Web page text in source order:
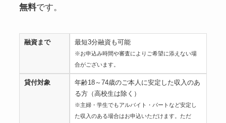
無料です。
融資まで 最短3分融資も可能
※お申込み時間や審査によりご希望に添えない場
合がございます。
貸付対象
年齢18～74歳のご本人に安定した収入のあ
る方（高校生は除く）
※主婦・学生でもアルバイト・パートなど安定し
た収入のある場合はお申込いただけます。ただ